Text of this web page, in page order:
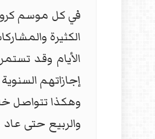
في كل موسم
الكثيرة
الأيام وقد
وهكذا تتواصل
والربيع حتى